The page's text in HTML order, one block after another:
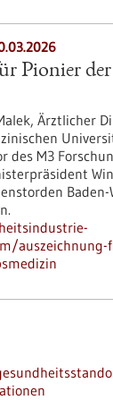
Pionier
Ärztlicher
des M3
auszeichnung-